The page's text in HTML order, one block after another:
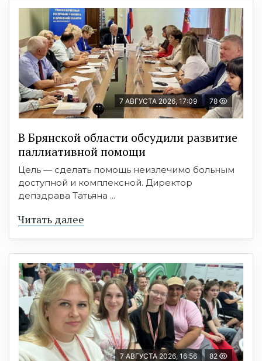
7 АВГУСТА 2026, 17:09 78
В Брянской области обсудили развитие
паллиативной помощи
Цель — сделать помощь неизлечимо больным
доступной и комплексной. Директор
депздрава Татьяна ...
Читать далее
7 АВГУСТА 2026, 16:56 82